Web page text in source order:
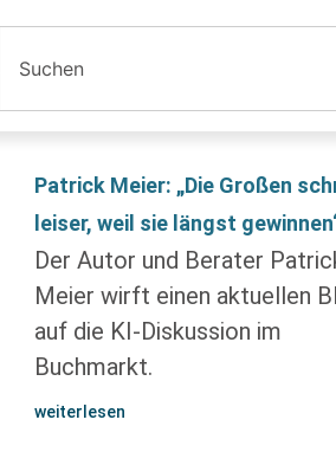
Patrick Meier: „Die Großen
leiser, weil sie längst
Der Autor und Berater
Meier wirft einen aktuellen
auf die KI-Diskussion im
Buchmarkt.
weiterlesen